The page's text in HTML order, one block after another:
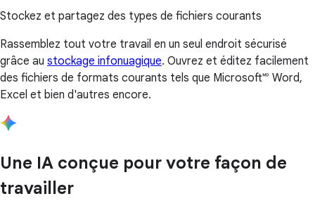
Stockez et partagez des types de fichiers courants
Rassemblez tout votre travail en un seul endroit sécurisé
grâce au stockage infonuagique. Ouvrez et éditez facilement
des fichiers de formats courants tels que Microsoft🅫 Word,
Excel et bien d'autres encore.
Une IA conçue pour votre façon de
travailler